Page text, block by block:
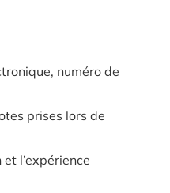
numéro de
prises lors de
l’expérience